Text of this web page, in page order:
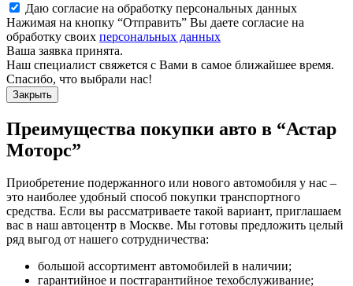
Даю согласие на обработку персональных данных
Нажимая на кнопку “Отправить” Вы даете согласие на
обработку своих персональных данных
Ваша заявка принята.
Наш специалист свяжется с Вами в самое ближайшее время.
Спасибо, что выбрали нас!
Закрыть
Преимущества покупки авто в “Астар
Моторс”
Приобретение подержанного или нового автомобиля у нас –
это наиболее удобный способ покупки транспортного
средства. Если вы рассматриваете такой вариант, приглашаем
вас в наш автоцентр в Москве. Мы готовы предложить целый
ряд выгод от нашего сотрудничества:
большой ассортимент автомобилей в наличии;
гарантийное и постгарантийное техобслуживание;